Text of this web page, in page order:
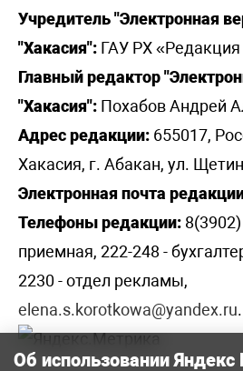
Учредитель "Электронная
"Хакасия": ГАУ РХ
Главный редактор
"Хакасия": Похабов Андрей
Адрес редакции: 655017,
Хакасия, г. Абакан, ул.
Электронная почта
Телефоны редакции:
приемная, 222-248 -
2230 - отдел рекламы,
elena.s.korotkowa@yandex.ru.
Об использовании